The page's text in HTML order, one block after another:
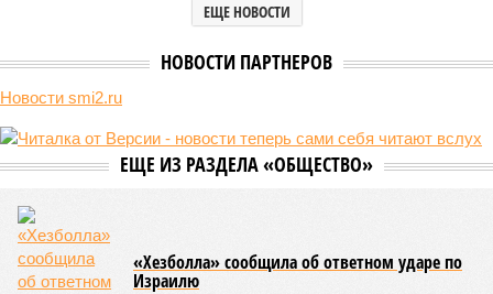
ЕЩЕ НОВОСТИ
НОВОСТИ ПАРТНЕРОВ
Новости smi2.ru
ЕЩЕ ИЗ РАЗДЕЛА «ОБЩЕСТВО»
«Хезболла» сообщила об ответном ударе по
Израилю